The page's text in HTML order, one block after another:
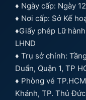
♦ Ngày cấp: Ngày
♦ Nơi cấp: Sở Kế
♦Giấy phép Lữ
LHND
♦ Trụ sở chính:
Duẩn, Quận 1, TP
♦ Phòng vé
Khánh, TP. Thủ Đức